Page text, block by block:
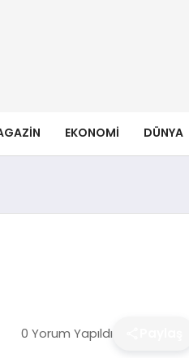
EKONOMI DÜNYA
0 Yorum Yapıldı